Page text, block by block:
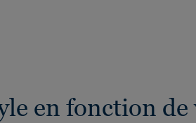
en fonction de